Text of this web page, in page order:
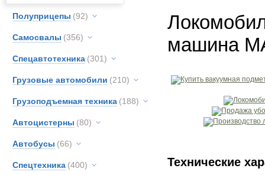
Полуприцепы (92)
Самосвалы (356)
Спецавтотехника (301)
Грузовые автомобили (210)
Грузоподъемная техника (188)
Автоцистерны (80)
Автобусы (66)
Спецтехника (400)
машина
Технические